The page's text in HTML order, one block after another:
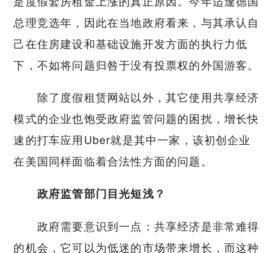
总理竞选年，因此在当地政府看来，与其承认自
己在住房建设和基础设施开发方面的执行力低
下，不如将问题归咎于没有投票权的外国游客。
除了度假租赁网站以外，其它使用共享经济
模式的企业也饱受政府监管问题的困扰，增长快
速的打车应用Uber就是其中一家，该初创企业
在美国同样面临着合法性方面的问题。
政府监管部门目光短浅？
政府需要意识到一点：共享经济是非常难得
的机会，它可以为低迷的市场带来增长，而这种